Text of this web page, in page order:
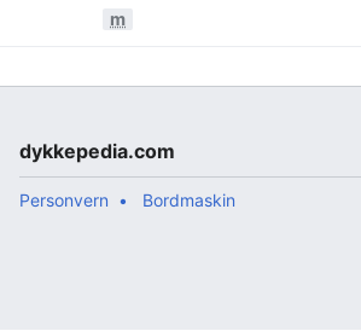
m
dykkepedia.com
Personvern Bordmaskin